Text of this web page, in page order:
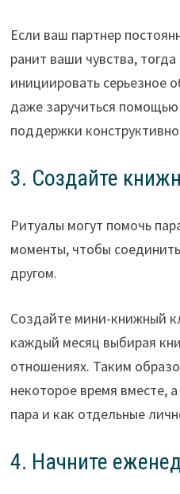
Если ваш партнер
ранит ваши чувства,
инициировать серьезное
даже заручиться
поддержки
3. Создайте
Ритуалы могут помочь
моменты, чтобы
другом.
Создайте мини-книжный
каждый месяц выбирая
отношениях. Таким
некоторое время вместе,
пара и как отдельные
4. Начните